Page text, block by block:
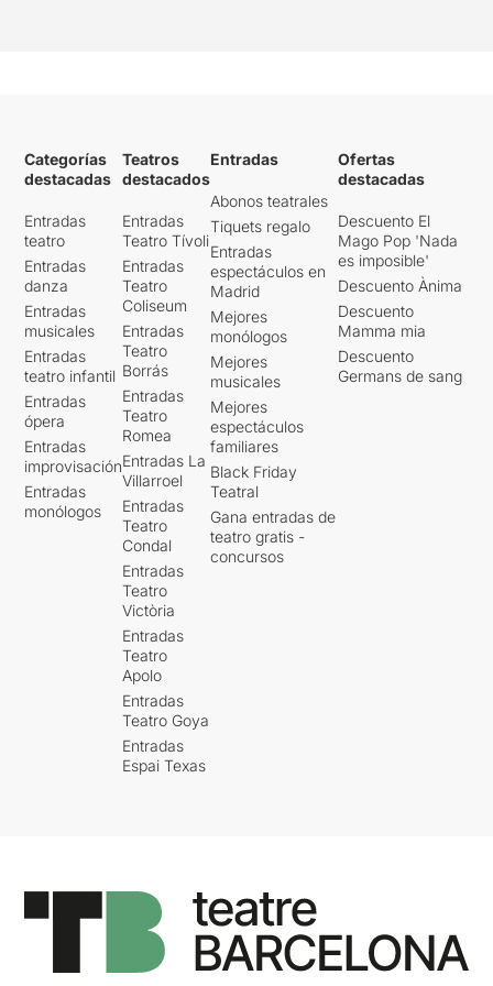
dramàtic, cristal·litza a la fi
en un riure fred: la sensació
d’estar davant el buit de la
dona objecte, perfecta, i no
saber ben bé si riure o
plorar.
Categorías
destacadas
Entradas
teatro
Entradas
danza
Entradas
musicales
Entradas
teatro infantil
Entradas
ópera
Entradas
improvisación
Entradas
monólogos
Teatros
destacados
Entradas
Teatro Tívoli
Entradas
Teatro
Coliseum
Entradas
Teatro
Borrás
Entradas
Teatro
Romea
Entradas La
Villarroel
Entradas
Teatro
Condal
Entradas
Teatro
Victòria
Entradas
Teatro
Apolo
Entradas
Teatro Goya
Entradas
Espai Texas
Entradas
Abonos teatrales
Tiquets regalo
Entradas
espectáculos en
Madrid
Mejores
monólogos
Mejores
musicales
Mejores
espectáculos
familiares
Black Friday
Teatral
Gana entradas de
teatro gratis -
concursos
Ofertas
destacadas
Descuento El
Mago Pop 'Nada
es imposible'
Descuento Ànima
Descuento
Mamma mia
Descuento
Germans de sang